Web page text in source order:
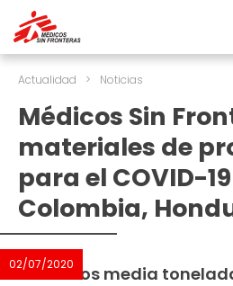
Actualidad > Noticias
Médicos Sin
materiales de
para el COVID-
Colombia,
02/07/2020
Donamos media